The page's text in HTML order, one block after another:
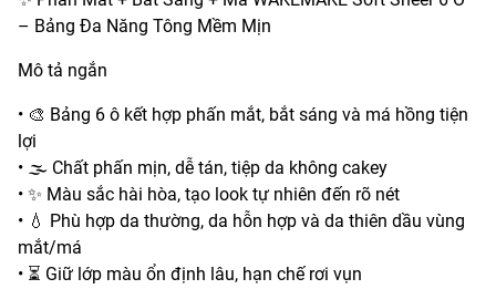
– Bảng Đa Năng Tông Mềm Mịn
Mô tả ngắn
• 🎨 Bảng 6 ô kết hợp phấn mắt, bắt sáng và má hồng tiện
lợi
• 🌫️ Chất phấn mịn, dễ tán, tiệp da không cakey
• ✨ Màu sắc hài hòa, tạo look tự nhiên đến rõ nét
• 💧 Phù hợp da thường, da hỗn hợp và da thiên dầu vùng
mắt/má
• ⏳ Giữ lớp màu ổn định lâu, hạn chế rơi vụn